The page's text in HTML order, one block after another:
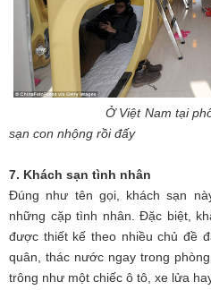
Ở Việt Nam tại phố Bùi
sạn con nhộng rồi đấy
7. Khách sạn tình nhân
Đúng như tên gọi, khách sạn
những cặp tình nhân. Đặc biệt,
được thiết kế theo nhiều chủ đề
quân, thác nước ngay trong
trông như một chiếc ô tô, xe lửa